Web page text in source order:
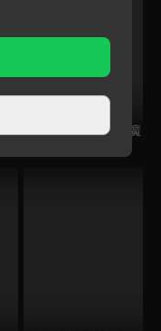
影 霹靂兵燹之刀戟戡魔